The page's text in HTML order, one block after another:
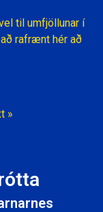
til umfjöllunar í
rafrænt hér að
»